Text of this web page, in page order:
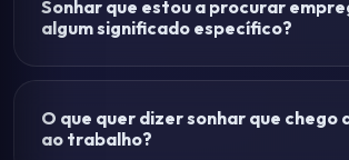
Sonhar que estou a procurar
algum significado específico?
O que quer dizer sonhar que chego
ao trabalho?